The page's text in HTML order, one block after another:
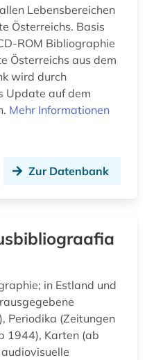
interdisziplinäre forschung (1)
italienische kunstgeschichte (1)
Lebensbereichen
Österreichs. Basis
ROM Bibliographie
Österreichs aus dem
wird durch
Update auf dem
Mehr Informationen
Zur Datenbank
in Estland und
Periodika (Zeitungen
1944), Karten (ab